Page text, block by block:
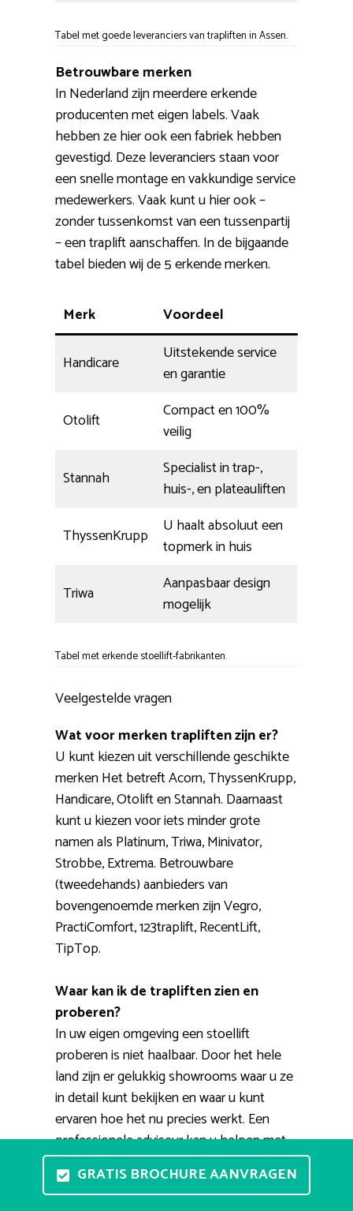
Tabel met goede leveranciers van trapliften in Assen.
Betrouwbare merken
In Nederland zijn meerdere erkende
producenten met eigen labels. Vaak
hebben ze hier ook een fabriek hebben
gevestigd. Deze leveranciers staan voor
een snelle montage en vakkundige service
medewerkers. Vaak kunt u hier ook –
zonder tussenkomst van een tussenpartij
– een traplift aanschaffen. In de bijgaande
tabel bieden wij de 5 erkende merken.
Merk Voordeel
Handicare
Uitstekende service
en garantie
Otolift
Compact en 100%
veilig
Stannah
Specialist in trap-,
huis-, en plateauliften
ThyssenKrupp
U haalt absoluut een
topmerk in huis
Triwa
Aanpasbaar design
mogelijk
Tabel met erkende stoellift-fabrikanten.
Veelgestelde vragen
Wat voor merken trapliften zijn er?
U kunt kiezen uit verschillende geschikte
merken Het betreft Acorn, ThyssenKrupp,
Handicare, Otolift en Stannah. Daarnaast
kunt u kiezen voor iets minder grote
namen als Platinum, Triwa, Minivator,
Strobbe, Extrema. Betrouwbare
(tweedehands) aanbieders van
bovengenoemde merken zijn Vegro,
PractiComfort, 123traplift, RecentLift,
TipTop.
Waar kan ik de trapliften zien en
proberen?
In uw eigen omgeving een stoellift
proberen is niet haalbaar. Door het hele
land zijn er gelukkig showrooms waar u ze
in detail kunt bekijken en waar u kunt
ervaren hoe het nu precies werkt. Een
professionele adviseur kan u helpen met
het vinden van een fijne huislift. Daarnaast
bestaat de mogelijkheid voor een
GRATIS BROCHURE AANVRAGEN